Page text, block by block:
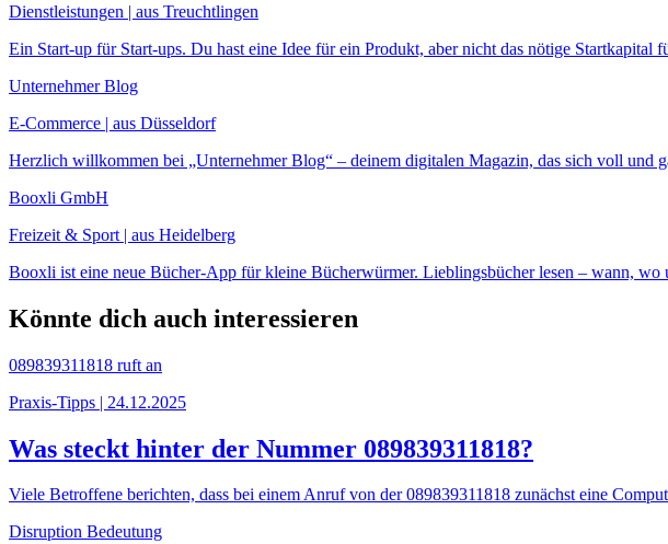
Dienstleistungen | aus Treuchtlingen
Ein Start-up für Start-ups. Du hast eine Idee für ein Produkt, aber nicht das nötige Startkapital
Unternehmer Blog
E-Commerce | aus Düsseldorf
Herzlich willkommen bei „Unternehmer Blog“ – deinem digitalen Magazin, das sich voll und
Booxli GmbH
Freizeit & Sport | aus Heidelberg
Booxli ist eine neue Bücher-App für kleine Bücherwürmer. Lieblingsbücher lesen – wann,
Könnte dich auch interessieren
089839311818 ruft an
Praxis-Tipps | 24.12.2025
Was steckt hinter der Nummer 089839311818?
Viele Betroffene berichten, dass bei einem Anruf von der 089839311818 zunächst eine
Disruption Bedeutung